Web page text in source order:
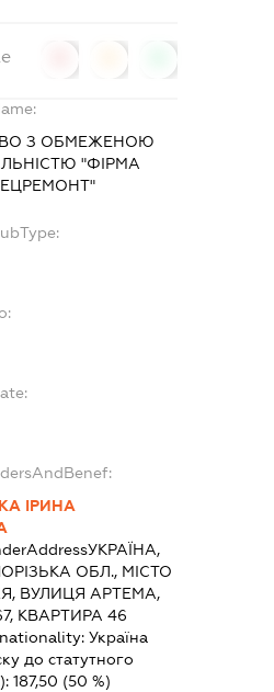
З ОБМЕЖЕНОЮ
"ФІРМА
ІРИНА
УКРАЇНА,
ОБЛ., МІСТО
ВУЛИЦЯ АРТЕМА,
КВАРТИРА 46
Україна
до статутного
187,50 (50 %)